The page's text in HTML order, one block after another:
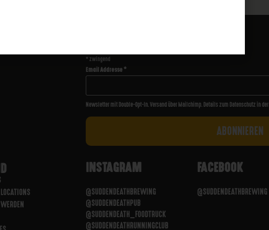
* zwingend
Email Addresse*
Newsletter mit Double-Opt-In. Versand über Mailchimp. Details zum Datenschutz in der
INSTAGRAM
@SUDDENDEATHBREWING
@SUDDENDEATHPUB
@SUDDENDEATH_FOODTRUCK
@SUDDENDEATHRUNNINGCLUB
FACEBOOK
@SUDDENDEATHBREWING